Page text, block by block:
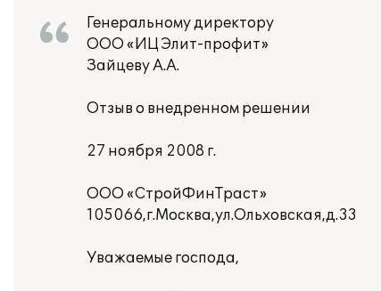
Генеральному директору
ООО «ИЦ Элит-профит»
Зайцеву А.А.
Отзыв о внедренном решении
27 ноября 2008 г.
ООО «СтройФинТраст»
105066,г.Москва,ул.Ольховская,д.33
Уважаемые господа,